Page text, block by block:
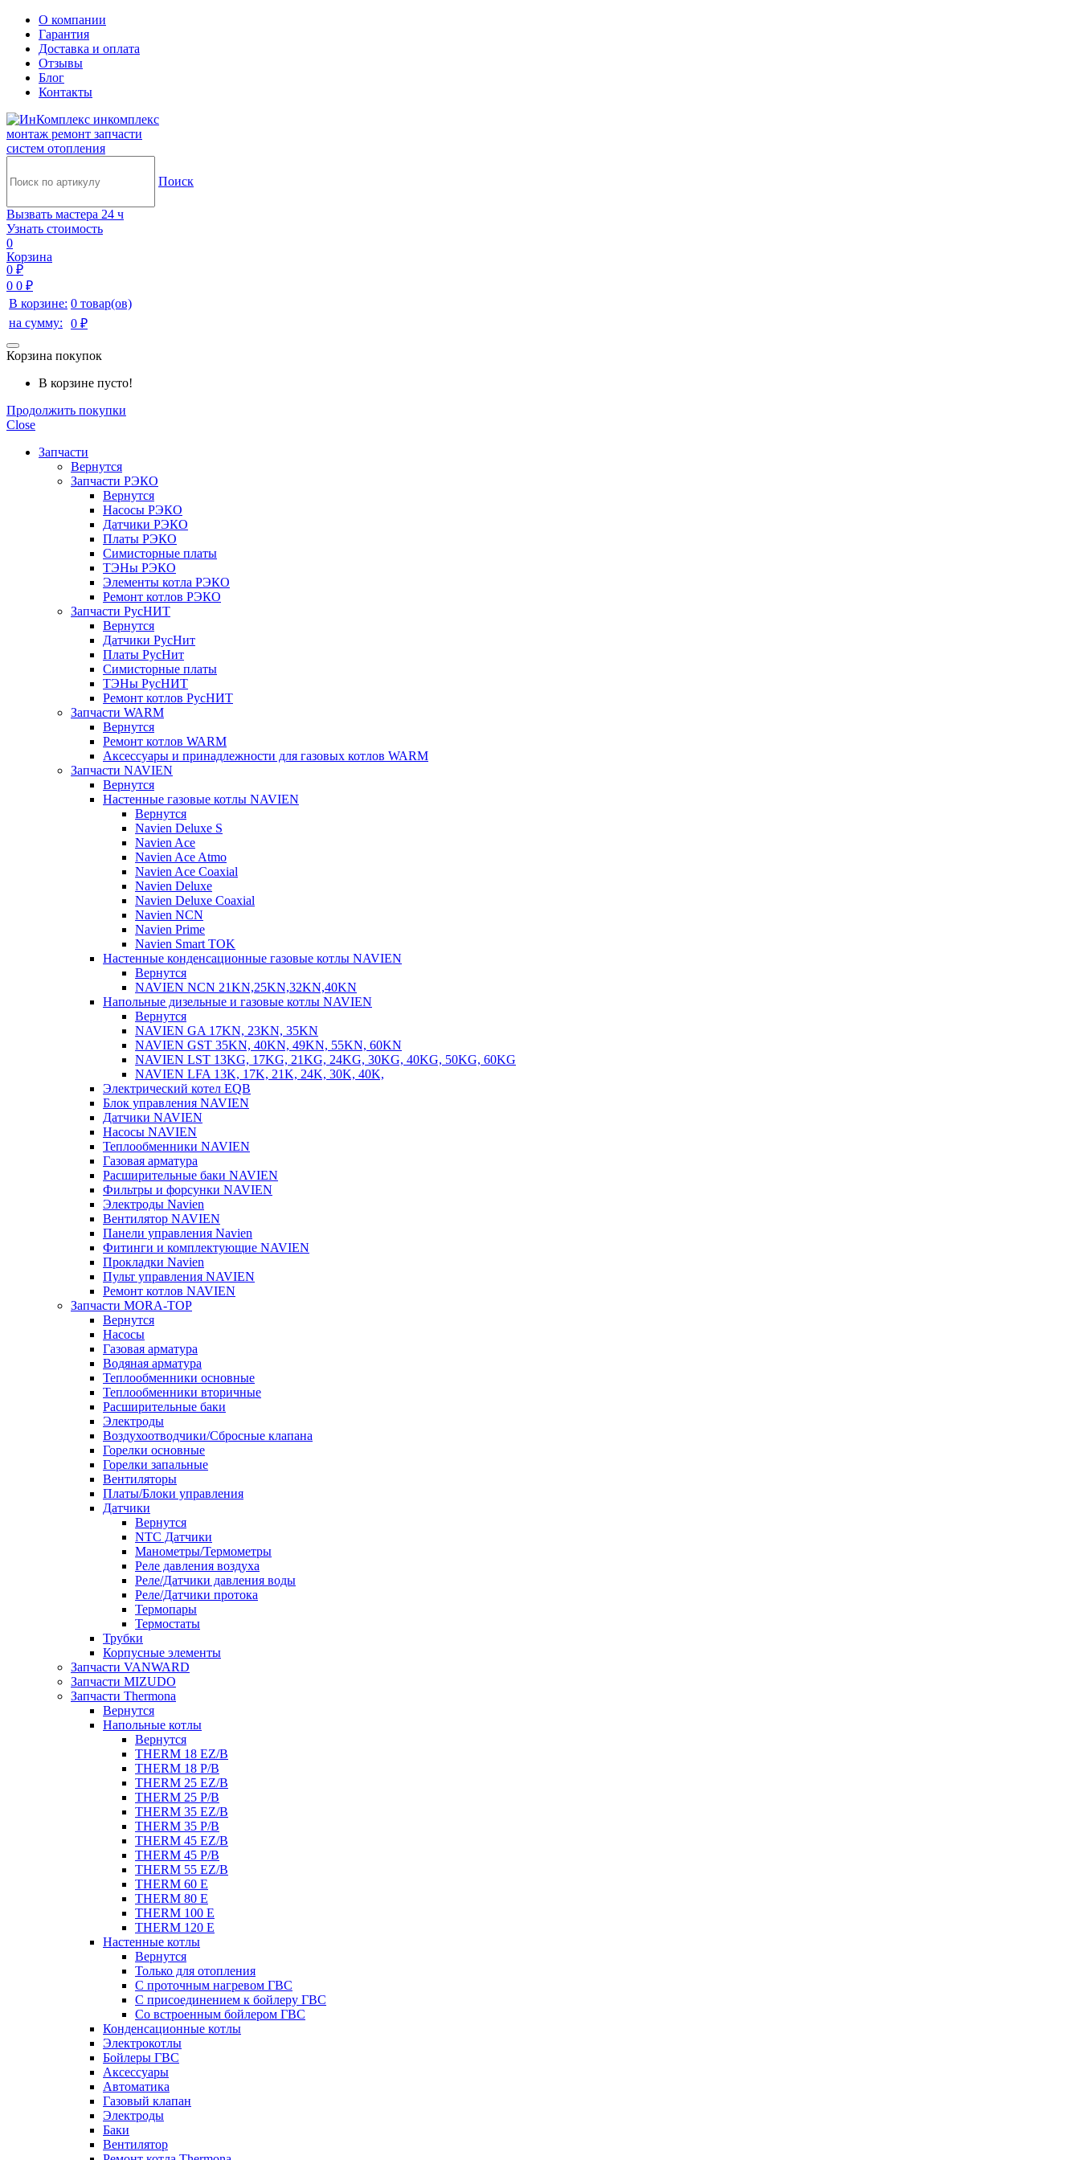
О компании
Гарантия
Доставка и оплата
Отзывы
Блог
Контакты
инкомплекс
монтаж ремонт запчасти
систем отопления
Поиск
Вызвать мастера 24 ч
Узнать стоимость
0
Корзина
0 ₽
0 0 ₽
В корзине: 0 товар(ов)
на сумму:
0 ₽
Корзина покупок
В корзине пусто!
Продолжить покупки
Close
Запчасти
Вернутся
Запчасти РЭКО
Вернутся
Насосы РЭКО
Датчики РЭКО
Платы РЭКО
Симисторные платы
ТЭНы РЭКО
Элементы котла РЭКО
Ремонт котлов РЭКО
Запчасти РусНИТ
Вернутся
Датчики РусНит
Платы РусНит
Симисторные платы
ТЭНы РусНИТ
Ремонт котлов РусНИТ
Запчасти WARM
Вернутся
Ремонт котлов WARM
Аксессуары и принадлежности для газовых котлов WARM
Запчасти NAVIEN
Вернутся
Настенные газовые котлы NAVIEN
Вернутся
Navien Deluxe S
Navien Ace
Navien Ace Atmo
Navien Ace Coaxial
Navien Deluxe
Navien Deluxe Coaxial
Navien NCN
Navien Prime
Navien Smart TOK
Настенные конденсационные газовые котлы NAVIEN
Вернутся
NAVIEN NCN 21KN,25KN,32KN,40KN
Напольные дизельные и газовые котлы NAVIEN
Вернутся
NAVIEN GA 17KN, 23KN, 35KN
NAVIEN GST 35KN, 40KN, 49KN, 55KN, 60KN
NAVIEN LST 13KG, 17KG, 21KG, 24KG, 30KG, 40KG, 50KG, 60KG
NAVIEN LFA 13K, 17K, 21K, 24K, 30K, 40K,
Электрический котел EQB
Блок управления NAVIEN
Датчики NAVIEN
Насосы NAVIEN
Теплообменники NAVIEN
Газовая арматура
Расширительные баки NAVIEN
Фильтры и форсунки NAVIEN
Электроды Navien
Вентилятор NAVIEN
Панели управления Navien
Фитинги и комплектующие NAVIEN
Прокладки Navien
Пульт управления NAVIEN
Ремонт котлов NAVIEN
Запчасти MORA-TOP
Вернутся
Насосы
Газовая арматура
Водяная арматура
Теплообменники основные
Теплообменники вторичные
Расширительные баки
Электроды
Воздухоотводчики/Сбросные клапана
Горелки основные
Горелки запальные
Вентиляторы
Платы/Блоки управления
Датчики
Вернутся
NTC Датчики
Манометры/Термометры
Реле давления воздуха
Реле/Датчики давления воды
Реле/Датчики протока
Термопары
Термостаты
Трубки
Корпусные элементы
Запчасти VANWARD
Запчасти MIZUDO
Запчасти Thermona
Вернутся
Напольные котлы
Вернутся
THERM 18 EZ/B
THERM 18 P/B
THERM 25 EZ/B
THERM 25 P/B
THERM 35 EZ/B
THERM 35 P/B
THERM 45 EZ/B
THERM 45 P/B
THERM 55 EZ/B
THERM 60 E
THERM 80 E
THERM 100 E
THERM 120 E
Настенные котлы
Вернутся
Только для отопления
С проточным нагревом ГВС
С присоединением к бойлеру ГВС
Со встроенным бойлером ГВС
Конденсационные котлы
Электрокотлы
Бойлеры ГВС
Аксессуары
Автоматика
Газовый клапан
Электроды
Баки
Вентилятор